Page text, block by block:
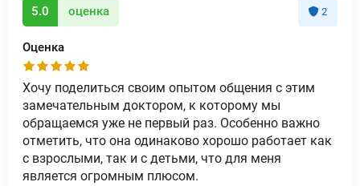
5.0 оценка 2
Оценка
Хочу поделиться своим опытом общения с этим
замечательным доктором, к которому мы
обращаемся уже не первый раз. Особенно важно
отметить, что она одинаково хорошо работает как
с взрослыми, так и с детьми, что для меня
является огромным плюсом.